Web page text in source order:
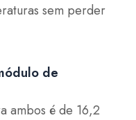
sem perder
de
ambos é de 16,2